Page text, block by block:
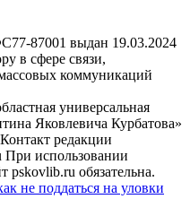
87001 выдан 19.03.2024
в сфере связи,
коммуникаций
универсальная
Яковлевича Курбатова»
редакции
При использовании
pskovlib.ru обязательна.
не поддаться на уловки